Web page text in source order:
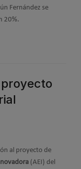
Fernández se
20%.
al proyecto de
(AEI) del